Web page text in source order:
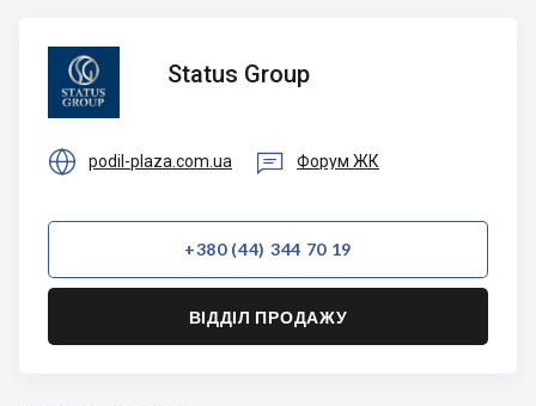
Status
Group
Status Group
 podil-plaza.com.ua  Форум ЖК
+380 (44) 344 70 19
ВІДДІЛ ПРОДАЖУ